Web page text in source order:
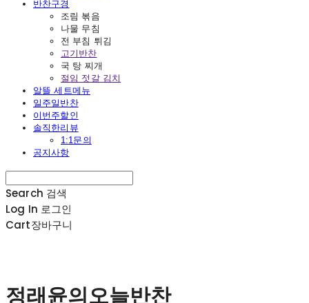
반찬구경
조림 볶음
나물 무침
전 부침 튀김
고기반찬
국 탕 찌개
절임 젓갈 김치
알뜰 세트메뉴
일주일반찬
이번주할인
솔직한리뷰
1:1문의
공지사항
Search 검색
Log In 로그인
Cart장바구니
정래윤의오늘반찬